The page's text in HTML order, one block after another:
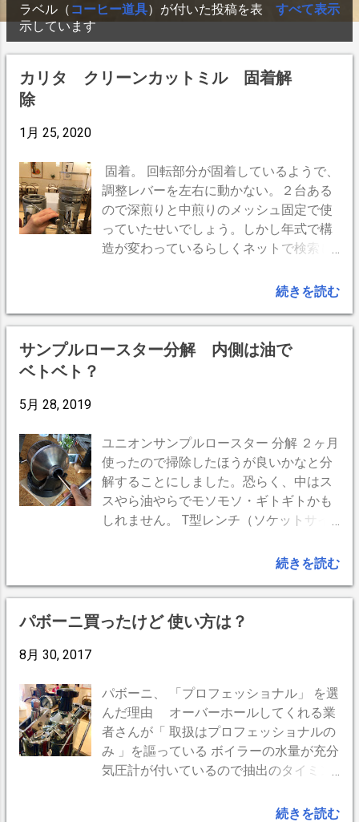
コーヒー余談 12 テレビ 12 コーヒー焙煎
車 8 音楽 8 WordPress 7 車庫改装 7
Bluetooth
6 Time Machine 6
カップ＆ソーサー
コーヒーグッズ
コーヒーフィルター
5 コーヒー抽出 5
サーバー 5 コーヒーグラインダー 3
アメリカン
コーヒードリッパー
2
コーヒー蒸らし 2 CamHi 1 MacBook Air
1
カメラ 1
コーヒーストロー 1 コーヒー保存 1
コーヒー挽き方 1 コーヒー水温 1
コーヒー温度
投
稿
ラベル（ コーヒー道具）が付いた投稿を表
示しています
すべて表示
カリタ クリーンカットミル 固着解
除
1月 25, 2020
固着。 回転部分が固着しているようで、
調整レバーを左右に動かない。２台ある
ので深煎りと中煎りのメッシュ固定で使
っていたせいでしょう。しかし年式で構
造が変わっているらしくネットで検索し
く使ったので、カリタに修理を依頼する
になるでしょう。ダメ元でチャレンジし
てみます。もちろん自己責任で。 全く動
つ回転させ、最終的には、シリンダー
（上部の輪っかの部分）を上に引っこ抜
く。 コツコツ叩いてココまで浮き上がっ
てきました。（ネジ山が見えている部分
が浮き上がった） このネジ山が付いてい
ないよう真っ直ぐに引き上げます。かな
り精密に作られていますので慎重に。傾
いてしまったら木槌などで軽く叩いて傾
きをまっすぐにすると抜けます。 シリン
ダーを抜いたところ。 コーヒーの油が固
いておきます。 汚れを落とし、シリンダ
ーを戻したところ。油も刺さず、ベアリ
ングもないのに滑るように回転します。
調節レーバーが入るネジ山は 叩いて潰れ
たので切り直します。ねじ切りをホーム
く切り直して新サイズのボルトにする
続きを読む
サンプルロースター分解 内側は油で
ベトベト？
5月 28, 2019
ユニオンサンプルロースター 分解 ２ヶ月
使ったので掃除したほうが良いかなと分
解することにしました。恐らく、中はス
スやら油やらでモソモソ・ギトギトかも
しれません。 T型レンチ（ソケットサイ
す。豆の投入口から中を見ると中心奥に
だけ。組み立てはその逆。 １．中心のナ
ットを外します。 因みに戻すときはレン
チの中にナットを入れておくと奥まで届
側の鋳物が外れます。 順に並べてみまし
た。下の写真の、 左の上が芯棒で左の下
が回転ハンドル 中央の４つが上下の蓋と
ドラム２個 右がT型レンチ です。実に良
くできています。シンプル・イズ・ベス
でしょう。 外見だけでは本当に２重なの
続きを読む
パボーニ買ったけど 使い方は？
8月 30, 2017
パボーニ、 「プロフェッショナル」 を選
んだ理由 オーバーホールしてくれる業
者さんが「 取扱はプロフェッショナルの
み 」を謳っている ボイラーの水量が充分
気圧計が付いているので抽出のタイミン
PROFESSIONAL 淹れ方のコツ クレマた
続きを読む